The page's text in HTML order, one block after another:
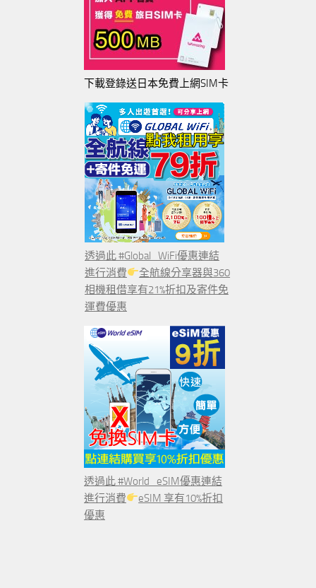
下載登錄送日本免費上網SIM卡
透過此 #Global_WiFi優惠連結
進行消費
全航線分享器與360
相機租借享有21%折扣及寄件免
運費優惠
透過此 #World_eSIM優惠連結
進行消費
eSIM 享有10%折扣
優惠